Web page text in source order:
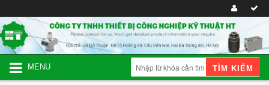
MENU TÌM KIẾM